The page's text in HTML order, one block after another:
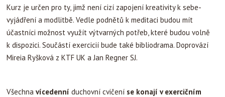
Kurz je určen pro ty, jimž není cizí zapojení kreativity k sebe-
vyjádření a modlitbě. Vedle podnětů k meditaci budou mít
účastníci možnost využít výtvarných potřeb, které budou volně
k dispozici. Součástí exercicií bude také bibliodrama. Doprovází
Mireia Ryšková z KTF UK a Jan Regner SJ.
Všechna vícedenní duchovní cvičení se konají v exercičním